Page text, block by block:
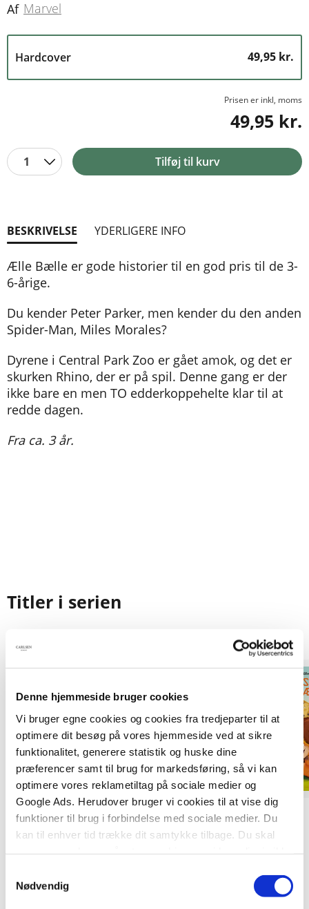
Denne hjemmeside bruger cookies
Vi bruger egne cookies og cookies fra tredjeparter til at
optimere dit besøg på vores hjemmeside ved at sikre
funktionalitet, generere statistik og huske dine
præferencer samt til brug for markedsføring, så vi kan
optimere vores reklametiltag på sociale medier og
Google Ads. Herudover bruger vi cookies til at vise dig
funktioner til brug i forbindelse med sociale medier. Du
kan til enhver tid trække dit samtykke tilbage. Du skal
tilbagetrækker et samtykke.
Nødvendig
Af Marvel
Hardcover 49,95 kr.
Prisen er inkl, moms
49,95 kr.
1 Tilføj til kurv
BESKRIVELSE YDERLIGERE INFO
Ælle Bælle er gode historier til en god pris til de 3-
6-årige.
Du kender Peter Parker, men kender du den anden
Spider-Man, Miles Morales?
Dyrene i Central Park Zoo er gået amok, og det er
skurken Rhino, der er på spil. Denne gang er der
ikke bare en men TO edderkoppehelte klar til at
redde dagen.
Fra ca. 3 år.
Titler i serien
Hardcover
Rasmus Klump besøger
muldvarperne
Hardcover
Mission: Bæver
Disney